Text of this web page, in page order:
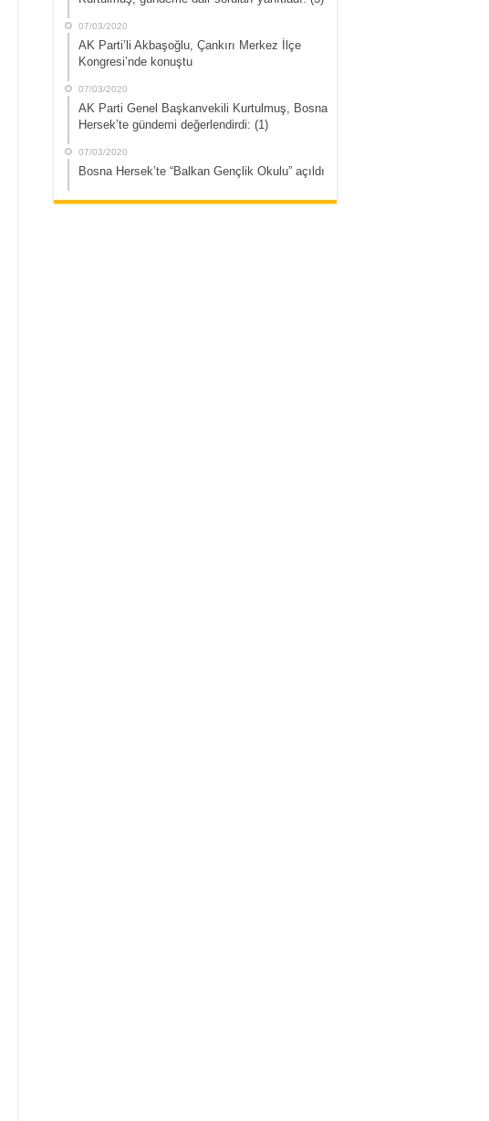
07/03/2020
AK Parti’li Akbaşoğlu, Çankırı Merkez İlçe
Kongresi’nde konuştu
07/03/2020
AK Parti Genel Başkanvekili Kurtulmuş, Bosna
Hersek’te gündemi değerlendirdi: (1)
07/03/2020
Bosna Hersek’te “Balkan Gençlik Okulu” açıldı